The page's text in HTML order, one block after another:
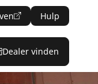
Hulp
Dealer vinden